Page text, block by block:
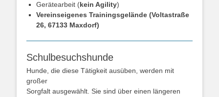
Gerätearbeit (kein Agility)
Vereinseigenes Trainingsgelände (Voltastraße
26, 67133 Maxdorf)
Schulbesuchshunde
Hunde, die diese Tätigkeit ausüben, werden mit
großer
Sorgfalt ausgewählt. Sie sind über einen längeren